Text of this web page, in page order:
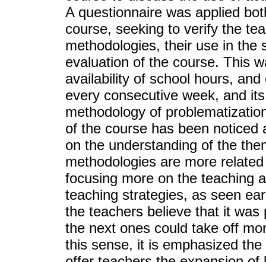
A questionnaire was applied
course, seeking to verify the
methodologies, their use in the
evaluation of the course. This
availability of school hours,
every consecutive week, and
methodology of
of the course has been
on the understanding of the
methodologies are more
focusing more on the teaching
teaching strategies, as seen
the teachers believe that it
the next ones could take off
this sense, it is emphasized